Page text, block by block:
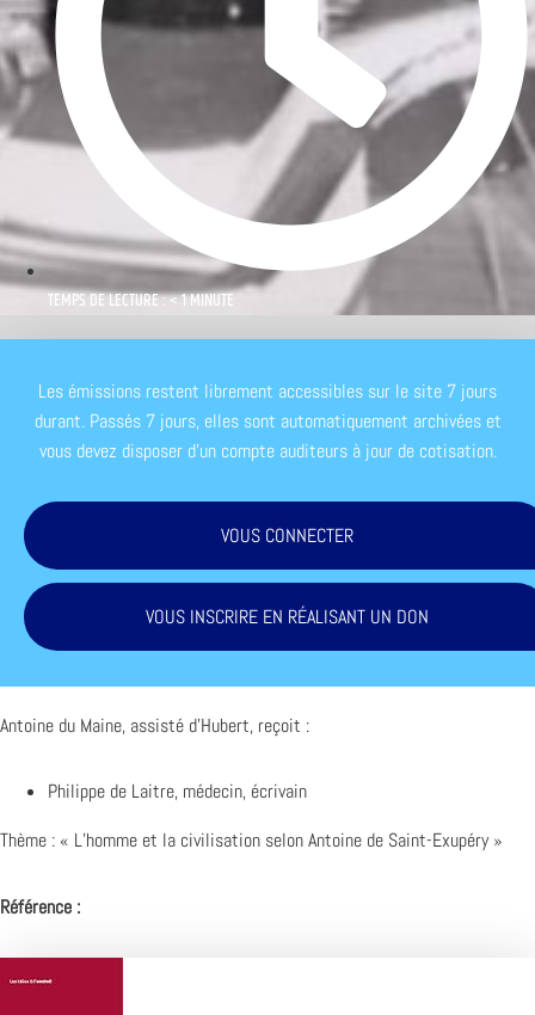
TEMPS DE LECTURE : < 1 MINUTE
Les émissions restent librement accessibles sur le site 7 jours
durant. Passés 7 jours, elles sont automatiquement archivées et
vous devez disposer d'un compte auditeurs à jour de cotisation.
VOUS CONNECTER
VOUS INSCRIRE EN RÉALISANT UN DON
Antoine du Maine, assisté d’Hubert, reçoit :
Philippe de Laitre, médecin, écrivain
Thème : « L’homme et la civilisation selon Antoine de Saint-Exupéry »
Référence :